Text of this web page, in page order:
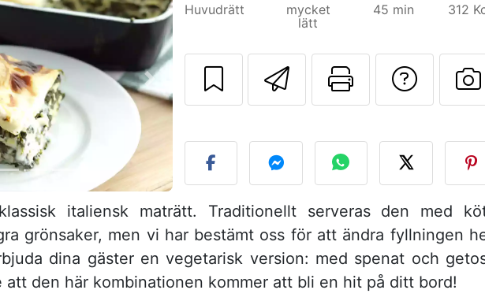
Nästa
Huvudrätt
mycket
lätt
45 min 312
Skicka detta
Skriv ut
italiensk maträtt. Traditionellt serveras den med
grönsaker, men vi har bestämt oss för att ändra fyllningen
dina gäster en vegetarisk version: med spenat och
att den här kombinationen kommer att bli en hit på ditt bord!